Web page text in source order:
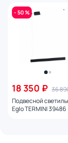
- 50 %
18 350 ₽ 36
Подвесной
Eglo TERMINI 39486